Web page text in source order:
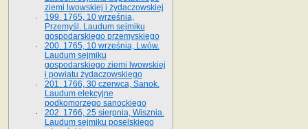
ziemi lwowskiej i żydaczowskiej
199. 1765, 10 września,
Przemyśl. Laudum sejmiku
gospodarskiego przemyskiego
200. 1765, 10 września, Lwów.
Laudum sejmiku
gospodarskiego ziemi lwowskiej
i powiatu żydaczowskiego
201. 1766, 30 czerwca, Sanok.
Laudum elekcyjne
podkomorzego sanockiego
202. 1766, 25 sierpnia, Wisznia.
Laudum sejmiku poselskiego